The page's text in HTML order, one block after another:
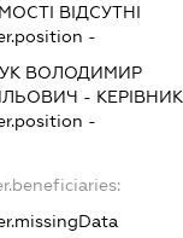
ВІДСУТНІ
-
ВОЛОДИМИР
- КЕРІВНИК
-